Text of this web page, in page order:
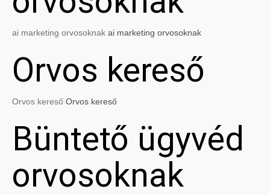
ai marketing orvosoknak ai marketing orvosoknak
Orvos kereső
Orvos kereső Orvos kereső
Büntető ügyvéd
orvosoknak